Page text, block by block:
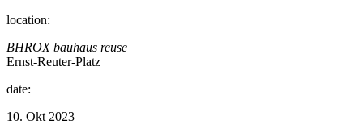
location:
BHROX bauhaus reuse
Ernst-Reuter-Platz
date:
10. Okt 2023